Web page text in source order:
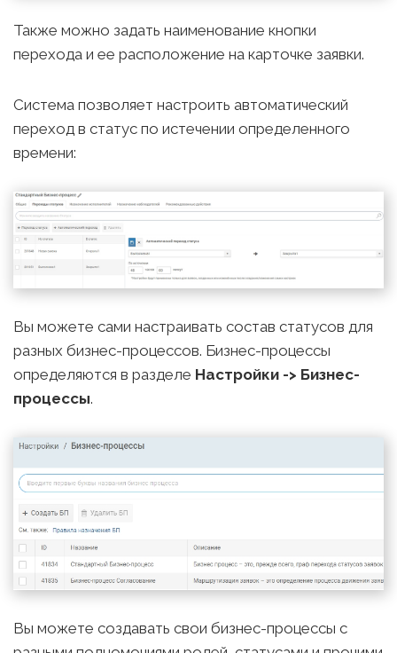
Также можно задать наименование кнопки
перехода и ее расположение на карточке заявки.
Система позволяет настроить автоматический
переход в статус по истечении определенного
времени:
Вы можете сами настраивать состав статусов для
разных бизнес-процессов. Бизнес-процессы
определяются в разделе Настройки -> Бизнес-
процессы.
Вы можете создавать свои бизнес-процессы с